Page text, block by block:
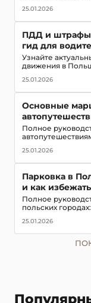
игровые зоны и
для путешествия
25.01.2026
ПДД и штрафы
гид для
Узнайте
движения в
обязательное
автомобиле и
25.01.2026
Основные
Полное
озёра, советы
25.01.2026
Парковка в
и как
Полное
польских
советы, чтобы не
году
25.01.2026